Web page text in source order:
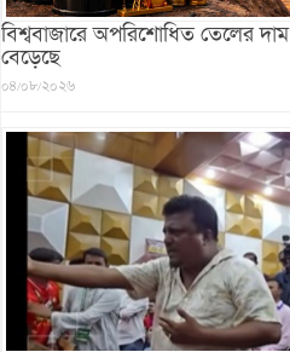
বিশ্ববাজারে অপরিশোধিত তেলের
বেড়েছে
০৪/০৮/২০২৬